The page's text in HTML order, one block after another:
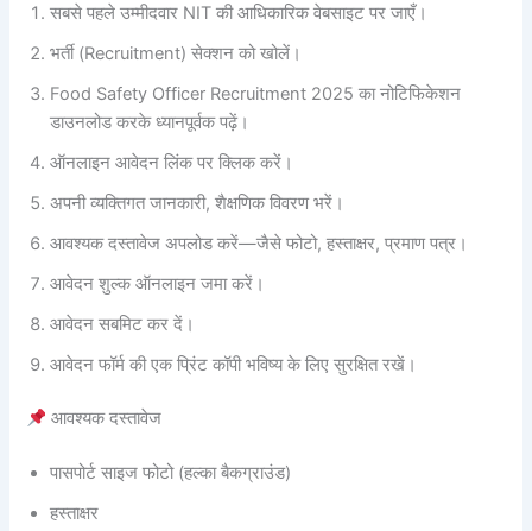
सबसे पहले उम्मीदवार NIT की आधिकारिक वेबसाइट पर जाएँ।
भर्ती (Recruitment) सेक्शन को खोलें।
Food Safety Officer Recruitment 2025 का नोटिफिकेशन
डाउनलोड करके ध्यानपूर्वक पढ़ें।
ऑनलाइन आवेदन लिंक पर क्लिक करें।
अपनी व्यक्तिगत जानकारी, शैक्षणिक विवरण भरें।
आवश्यक दस्तावेज अपलोड करें—जैसे फोटो, हस्ताक्षर, प्रमाण पत्र।
आवेदन शुल्क ऑनलाइन जमा करें।
आवेदन सबमिट कर दें।
आवेदन फॉर्म की एक प्रिंट कॉपी भविष्य के लिए सुरक्षित रखें।
आवश्यक दस्तावेज
पासपोर्ट साइज फोटो (हल्का बैकग्राउंड)
हस्ताक्षर